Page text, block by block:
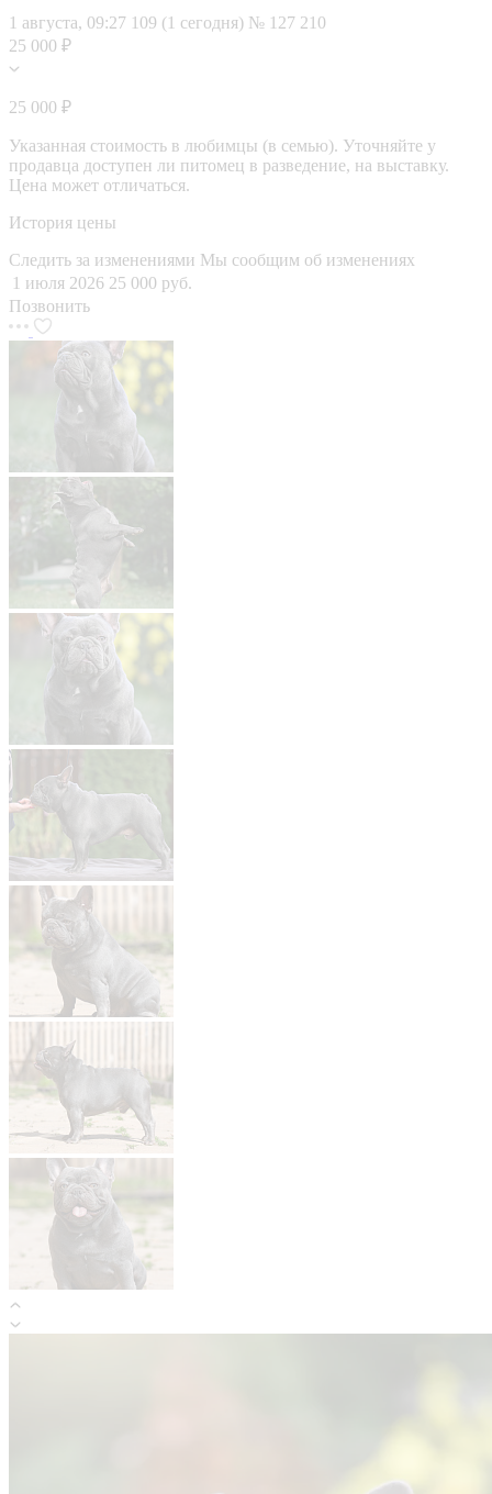
1 августа, 09:27 109 (1 сегодня) № 127 210
25 000 ₽
25 000 ₽
Указанная стоимость в любимцы (в семью). Уточняйте у
продавца доступен ли питомец в разведение, на выставку.
Цена может отличаться.
История цены
Следить за изменениями Мы сообщим об изменениях
1 июля 2026 25 000 руб.
Позвонить